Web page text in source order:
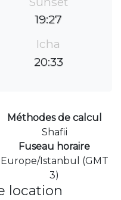
19:27
Icha
20:33
Méthodes de calcul
Shafii
Fuseau horaire
Europe/Istanbul (GMT
3)
location